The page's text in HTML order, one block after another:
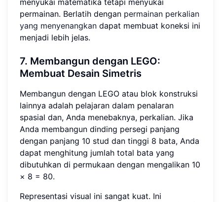
menyukai matematika tetapi menyukai
permainan. Berlatih dengan permainan perkalian
yang menyenangkan dapat membuat koneksi ini
menjadi lebih jelas.
7. Membangun dengan LEGO:
Membuat Desain Simetris
Membangun dengan LEGO atau blok konstruksi
lainnya adalah pelajaran dalam penalaran
spasial dan, Anda menebaknya, perkalian. Jika
Anda membangun dinding persegi panjang
dengan panjang 10 stud dan tinggi 8 bata, Anda
dapat menghitung jumlah total bata yang
dibutuhkan di permukaan dengan mengalikan 10
× 8 = 80.
Representasi visual ini sangat kuat. Ini